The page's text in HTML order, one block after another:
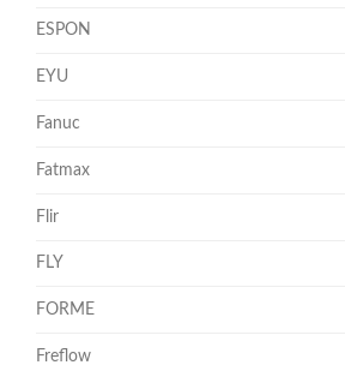
ESPON
EYU
Fanuc
Fatmax
Flir
FLY
FORME
Freflow